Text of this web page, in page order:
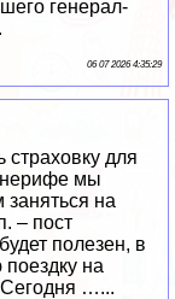
генерал-
06 07 2026 4:35:29
страховку для
мы
заняться на
– пост
полезен, в
на
…...